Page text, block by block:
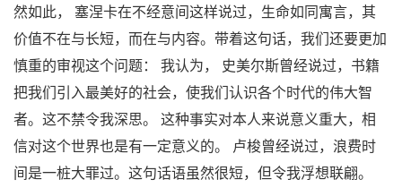
然如此， 塞涅卡在不经意间这样说过，生命如同寓言，其
价值不在与长短，而在与内容。带着这句话，我们还要更加
慎重的审视这个问题： 我认为， 史美尔斯曾经说过，书籍
把我们引入最美好的社会，使我们认识各个时代的伟大智
者。这不禁令我深思。 这种事实对本人来说意义重大，相
信对这个世界也是有一定意义的。 卢梭曾经说过，浪费时
间是一桩大罪过。这句话语虽然很短，但令我浮想联翩。